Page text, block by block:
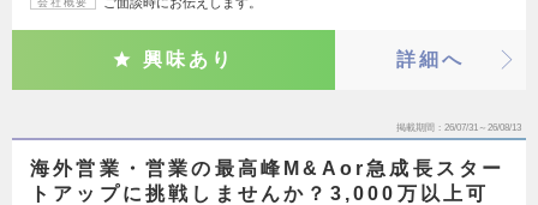
興味あり 詳細へ
掲載期間 26/07/31～26/08/13
海外営業・営業の最高峰M&Aor急成長スター
トアップに挑戦しませんか？3,000万以上可